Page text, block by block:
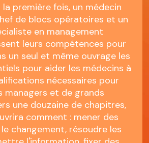
première fois, un médecin
de blocs opératoires et un
en management
leurs compétences pour
un seul et même ouvrage les
pour aider les médecins à
nécessaires pour
managers et de grands
une douzaine de chapitres,
comment : mener des
changement, résoudre les